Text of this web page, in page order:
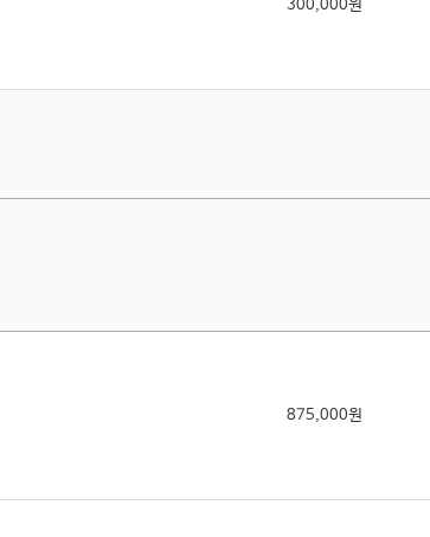
300,000원
875,000원